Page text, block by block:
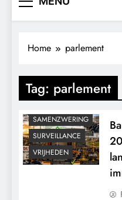
Home parlement
Tag: parlement
GEOPOLITIEK
GRONDRECHTEN
KLIMAATBEDROG
POLITIEK
RECHTSPRAAK
SAMENZWERING
SURVEILLANCE
VRIJHEDEN